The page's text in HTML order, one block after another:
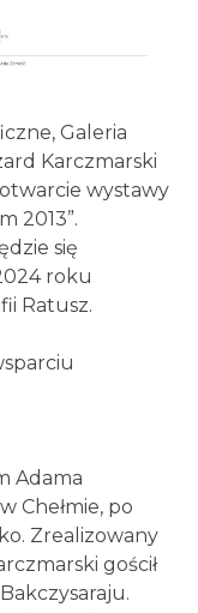
Galeria
Karczmarski
wystawy
2013”.
się
roku
Ratusz.
Adama
Chełmie, po
Zrealizowany
gościł